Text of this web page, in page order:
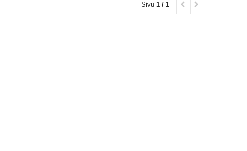
Sivu 1 / 1